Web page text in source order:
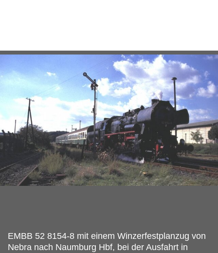
EMBB 52 8154-8 mit einem Winzerfestplanzug von
Nebra nach Naumburg Hbf, bei der Ausfahrt in